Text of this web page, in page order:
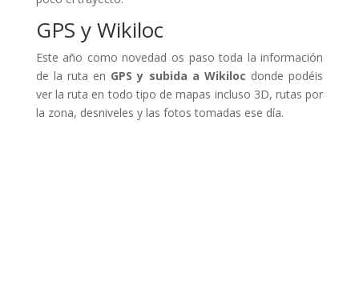
GPS y Wikiloc
Este año como novedad os paso toda la información
de la ruta en GPS y subida a Wikiloc donde podéis
ver la ruta en todo tipo de mapas incluso 3D, rutas por
la zona, desniveles y las fotos tomadas ese día.